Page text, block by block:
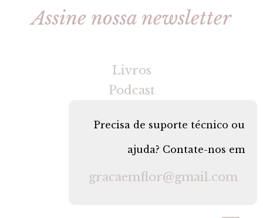
Assine nossa newsletter
Livros
Podcast
Precisa de suporte técnico ou
ajuda? Contate-nos em
gracaemflor@gmail.com